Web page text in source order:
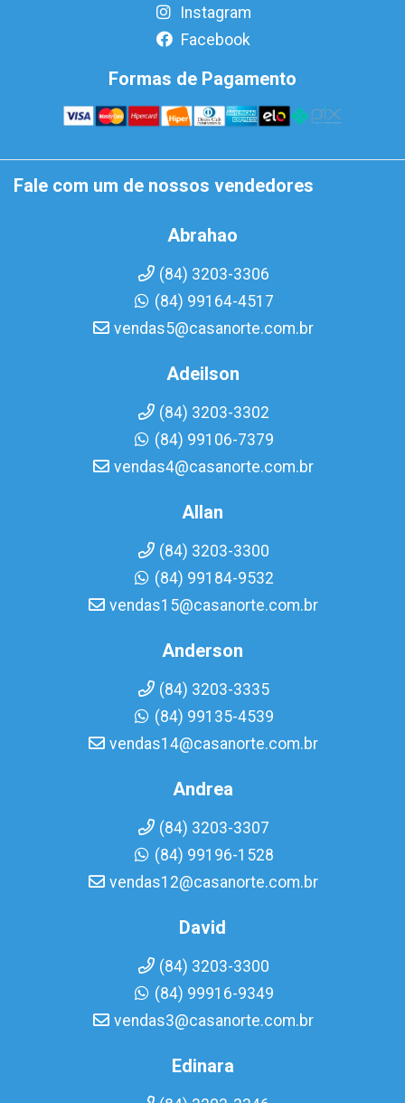
Instagram
Facebook
Formas de Pagamento
Fale com um de nossos vendedores
Abrahao
(84) 3203-3306
(84) 99164-4517
vendas5@casanorte.com.br
Adeilson
(84) 3203-3302
(84) 99106-7379
vendas4@casanorte.com.br
Allan
(84) 3203-3300
(84) 99184-9532
vendas15@casanorte.com.br
Anderson
(84) 3203-3335
(84) 99135-4539
vendas14@casanorte.com.br
Andrea
(84) 3203-3307
(84) 99196-1528
vendas12@casanorte.com.br
David
(84) 3203-3300
(84) 99916-9349
vendas3@casanorte.com.br
Edinara